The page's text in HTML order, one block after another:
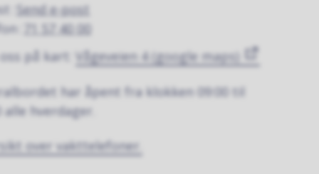
Send e-post
71 57 40 00
på kart: Vågeveien 4 (google maps)
har åpent fra klokken 09:00 til
alle hverdager.
over vakttelefoner.